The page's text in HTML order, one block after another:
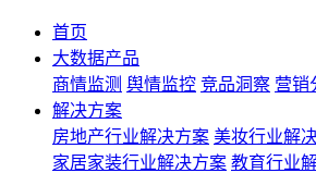
首页
大数据产品
商情监测 舆情监控 竞品洞察 营销
解决方案
房地产行业解决方案 美妆行业解
家居家装行业解决方案 教育行业